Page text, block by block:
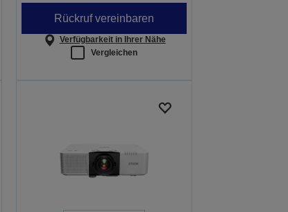
Rückruf vereinbaren
Verfügbarkeit in Ihrer Nähe
Vergleichen